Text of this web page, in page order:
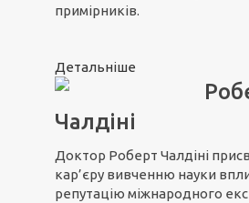
примірників.
Детальніше
Чалдіні
Доктор Роберт Чалдіні
кар’єру вивченню науки
репутацію міжнародного